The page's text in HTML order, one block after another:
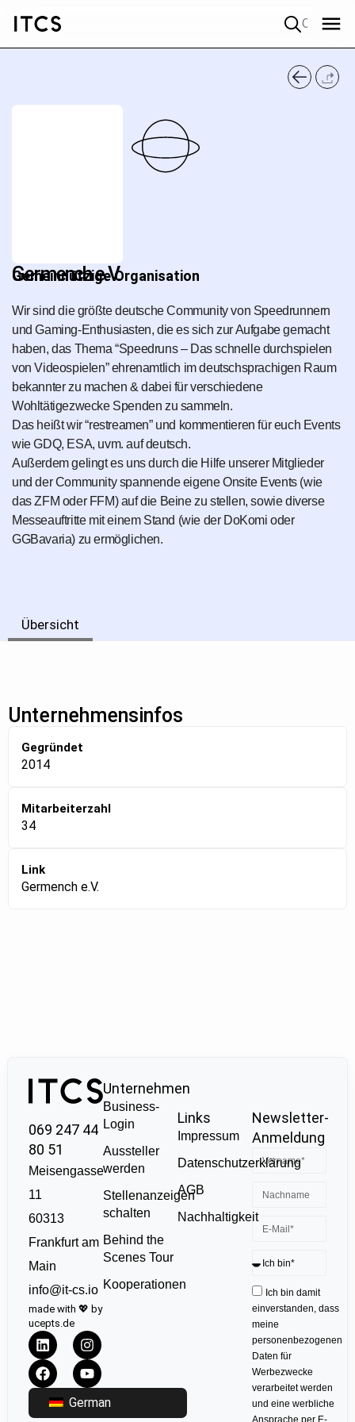
Germench e.V.
Gemeinnützige Organisation
Wir sind die größte deutsche Community von Speedrunnern
und Gaming-Enthusiasten, die es sich zur Aufgabe gemacht
haben, das Thema “Speedruns – Das schnelle durchspielen
von Videospielen” ehrenamtlich im deutschsprachigen Raum
bekannter zu machen & dabei für verschiedene
Wohltätigezwecke Spenden zu sammeln.
Das heißt wir “restreamen” und kommentieren für euch Events
wie GDQ, ESA, uvm. auf deutsch.
Außerdem gelingt es uns durch die Hilfe unserer Mitglieder
und der Community spannende eigene Onsite Events (wie
das ZFM oder FFM) auf die Beine zu stellen, sowie diverse
Messeauftritte mit einem Stand (wie der DoKomi oder
GGBavaria) zu ermöglichen.
Übersicht
Unternehmensinfos
Gegründet
2014
Mitarbeiterzahl
34
Link
Germench e.V.
069 247 44
80 51
Meisengasse
11
60313
Frankfurt am
Main
info@it-cs.io
made with 💖 by
ucepts.de
German
Unternehmen
Business-
Login
Aussteller
werden
Stellenanzeigen
schalten
Behind the
Scenes Tour
Kooperationen
Links
Impressum
Datenschutzerklärung
AGB
Nachhaltigkeit
Newsletter-
Anmeldung
Ich bin damit
einverstanden, dass
meine
personenbezogenen
Daten für
Werbezwecke
verarbeitet werden
und eine werbliche